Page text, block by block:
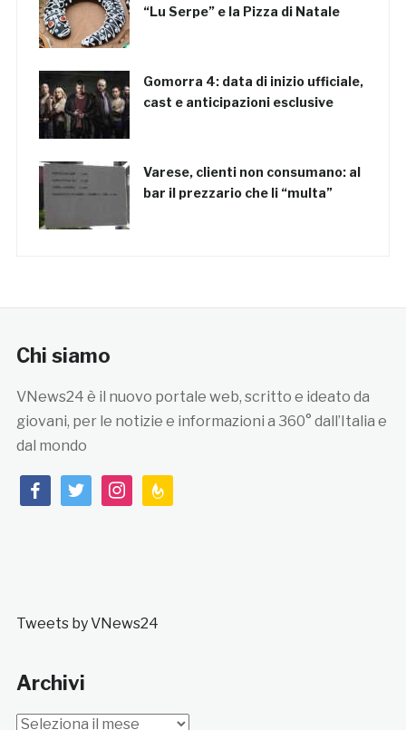
“Lu Serpe” e la Pizza di Natale
Gomorra 4: data di inizio ufficiale,
cast e anticipazioni esclusive
Varese, clienti non consumano: al
bar il prezzario che li “multa”
Chi siamo
VNews24 è il nuovo portale web, scritto e ideato da
giovani, per le notizie e informazioni a 360° dall’Italia e
dal mondo
facebooktwitterinstagramfeedburner
Tweets by VNews24
Archivi
Archivi